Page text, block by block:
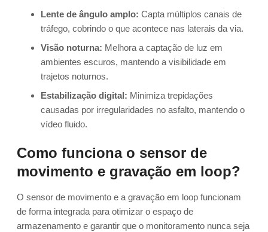
Lente de ângulo amplo: Capta múltiplos canais de
tráfego, cobrindo o que acontece nas laterais da via.
Visão noturna: Melhora a captação de luz em
ambientes escuros, mantendo a visibilidade em
trajetos noturnos.
Estabilização digital: Minimiza trepidações
causadas por irregularidades no asfalto, mantendo o
vídeo fluido.
Como funciona o sensor de
movimento e gravação em loop?
O sensor de movimento e a gravação em loop funcionam
de forma integrada para otimizar o espaço de
armazenamento e garantir que o monitoramento nunca seja